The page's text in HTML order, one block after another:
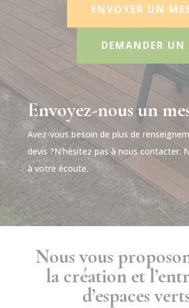
ENVOYER UN
DEMANDER UN
Envoyez-nous un
Avez-vous besoin de plus de
devis ?N'hésitez pas à nous contacter.
à votre écoute.
Nous vous
la création et
d’espaces